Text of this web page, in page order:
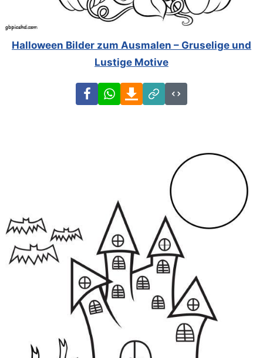
Halloween Bilder zum Ausmalen – Gruselige und
Lustige Motive
FacebookWhatsAppDownload
Link
Code